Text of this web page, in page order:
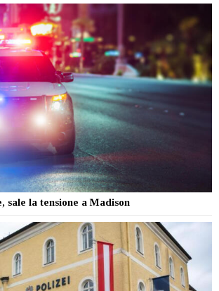
sale la tensione a Madison